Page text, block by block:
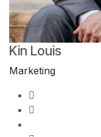
Kin Louis
Marketing